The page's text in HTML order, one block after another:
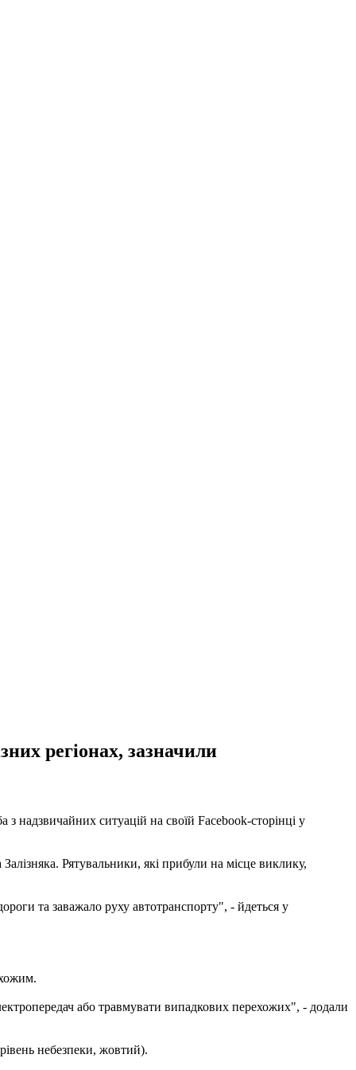
регіонах, зазначили
надзвичайних ситуацій на своїй Facebook-сторінці у
Рятувальники, які прибули на місце виклику,
та заважало руху автотранспорту", - йдеться у
або травмувати випадкових перехожих", - додали
небезпеки, жовтий).